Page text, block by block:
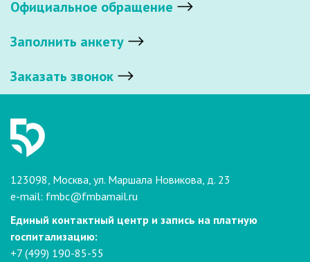
Официальное обращение
Заполнить анкету
Заказать звонок
123098, Москва, ул. Маршала Новикова, д. 23
e-mail: fmbc@fmbamail.ru
Единый контактный центр и запись на платную
госпитализацию:
+7 (499) 190-85-55